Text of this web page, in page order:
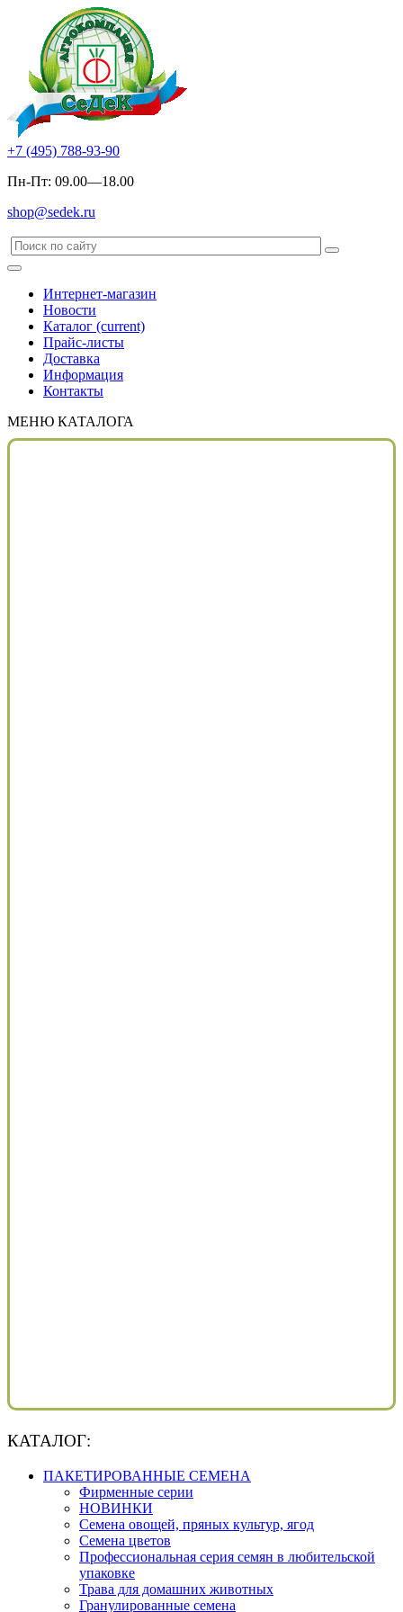
+7 (495) 788-93-90
Пн-Пт: 09.00—18.00
shop@sedek.ru
Интернет-магазин
Новости
Каталог (current)
Прайс-листы
Доставка
Информация
Контакты
МЕНЮ КАТАЛОГА
КАТАЛОГ:
ПАКЕТИРОВАННЫЕ СЕМЕНА
Фирменные серии
НОВИНКИ
Семена овощей, пряных культур, ягод
Семена цветов
Профессиональная серия семян в любительской
упаковке
Трава для домашних животных
Гранулированные семена